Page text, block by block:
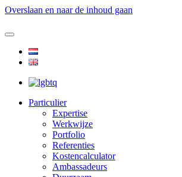
Overslaan en naar de inhoud gaan
Particulier
Expertise
Werkwijze
Portfolio
Referenties
Kostencalculator
Ambassadeurs